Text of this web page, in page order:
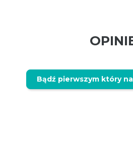
Bądź pierwszym który